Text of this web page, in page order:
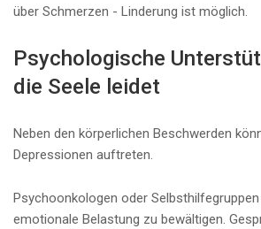
über Schmerzen - Linderung ist möglich.
Psychologische
die Seele leidet
Neben den körperlichen Beschwerden
Depressionen auftreten.
Psychoonkologen oder
emotionale Belastung zu bewältigen.